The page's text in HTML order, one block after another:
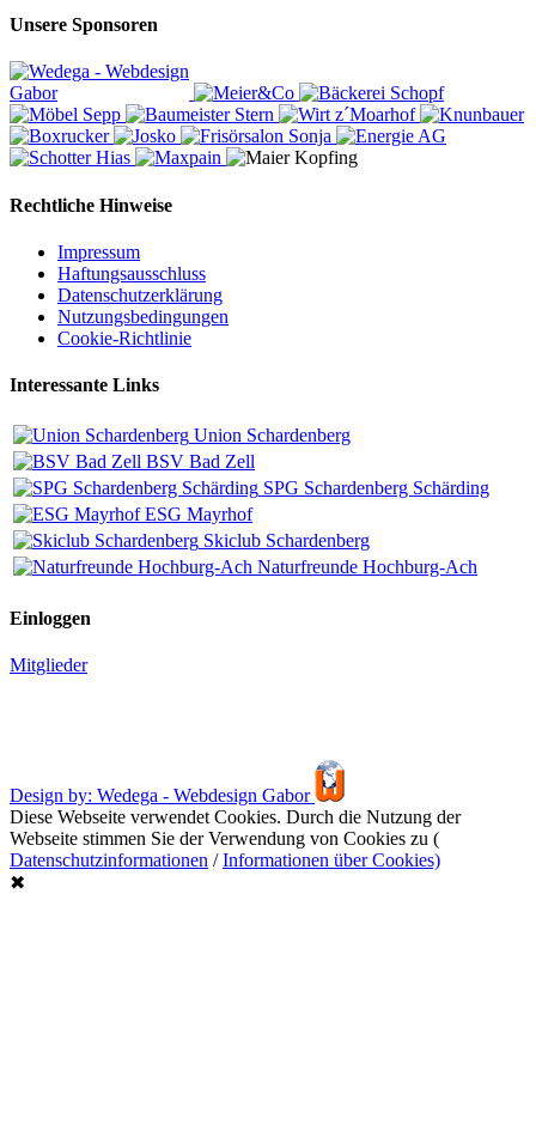
Unsere Sponsoren
Rechtliche Hinweise
Impressum
Haftungsausschluss
Datenschutzerklärung
Nutzungsbedingungen
Cookie-Richtlinie
Interessante Links
Union Schardenberg
BSV Bad Zell
SPG Schardenberg Schärding
ESG Mayrhof
Skiclub Schardenberg
Naturfreunde Hochburg-Ach
Einloggen
Mitglieder
Design by: Wedega - Webdesign Gabor
Diese Webseite verwendet Cookies. Durch die Nutzung der
Webseite stimmen Sie der Verwendung von Cookies zu (
Datenschutzinformationen /Informationen über Cookies)
✖